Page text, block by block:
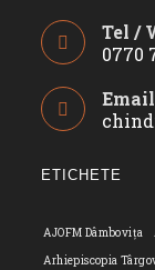
Tel /
0770
in
your
ETICHETE
AJOFM Dâmbovița
Arhiepiscopia